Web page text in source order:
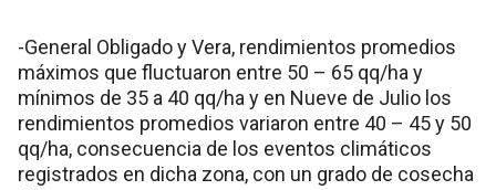
-General Obligado y Vera, rendimientos promedios
máximos que fluctuaron entre 50 – 65 qq/ha y
mínimos de 35 a 40 qq/ha y en Nueve de Julio los
rendimientos promedios variaron entre 40 – 45 y 50
qq/ha, consecuencia de los eventos climáticos
registrados en dicha zona, con un grado de cosecha